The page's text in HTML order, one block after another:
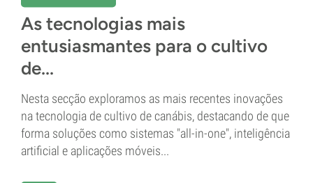
As tecnologias mais
entusiasmantes para o cultivo
de...
Nesta secção exploramos as mais recentes inovações
na tecnologia de cultivo de canábis, destacando de que
forma soluções como sistemas "all-in-one", inteligência
artificial e aplicações móveis...